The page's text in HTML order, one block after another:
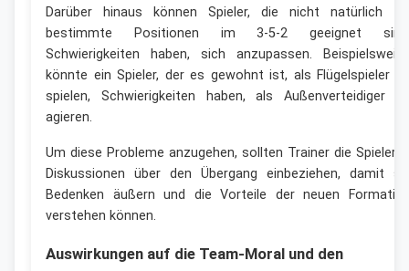
Darüber hinaus können Spieler, die nicht natürlich
bestimmte Positionen im 3-5-2 geeignet
Schwierigkeiten haben, sich anzupassen.
könnte ein Spieler, der es gewohnt ist, als Flügelspieler
spielen, Schwierigkeiten haben, als Außenverteidiger
agieren.
Um diese Probleme anzugehen, sollten Trainer die Spieler
Diskussionen über den Übergang einbeziehen, damit
Bedenken äußern und die Vorteile der neuen
verstehen können.
Auswirkungen auf die Team-Moral und den